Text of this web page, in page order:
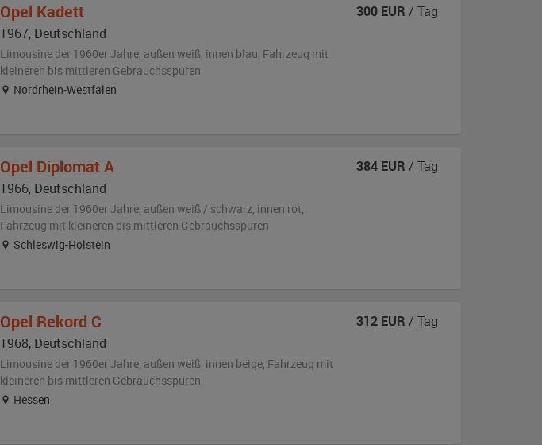
Opel Kadett
1967, Deutschland
Limousine der 1960er Jahre, außen weiß, innen blau, Fahrzeug mit
kleineren bis mittleren Gebrauchsspuren
Nordrhein-Westfalen
300 EUR / Tag
Opel Diplomat A
1966, Deutschland
Limousine der 1960er Jahre, außen weiß / schwarz, innen rot,
Fahrzeug mit kleineren bis mittleren Gebrauchsspuren
Schleswig-Holstein
384 EUR / Tag
Opel Rekord C
1968, Deutschland
Limousine der 1960er Jahre, außen weiß, innen beige, Fahrzeug mit
kleineren bis mittleren Gebrauchsspuren
Hessen
312 EUR / Tag